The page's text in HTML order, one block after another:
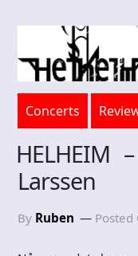
Concerts
HELHEIM
Larssen
By Ruben Posted